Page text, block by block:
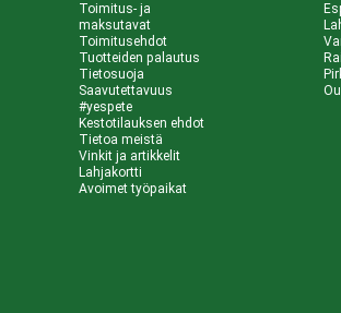
Toimitus- ja
maksutavat
Toimitusehdot
Tuotteiden palautus
Tietosuoja
Saavutettavuus
#yespete
Kestotilauksen ehdot
Tietoa meistä
Vinkit ja artikkelit
Lahjakortti
Avoimet työpaikat